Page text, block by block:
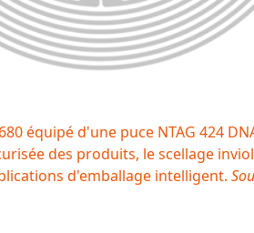
équipé d'une puce NTAG 424
des produits, le scellage
d'emballage intelligent.